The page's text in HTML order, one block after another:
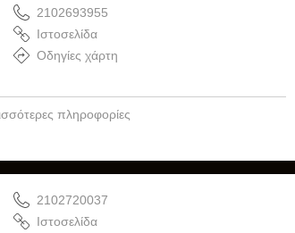
2102693955
Ιστοσελίδα
Οδηγίες χάρτη
πληροφορίες
2102720037
Ιστοσελίδα